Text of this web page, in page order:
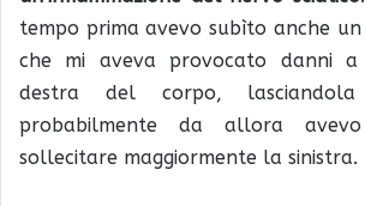
tempo prima avevo subìto anche un
che mi aveva provocato danni
destra del corpo,
probabilmente da allora
sollecitare maggiormente la sinistra.